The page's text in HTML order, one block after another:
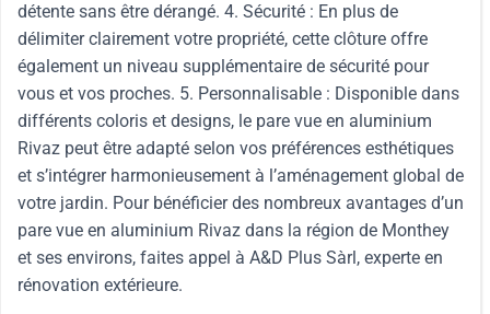
détente sans être dérangé. 4. Sécurité : En plus de
délimiter clairement votre propriété, cette clôture offre
également un niveau supplémentaire de sécurité pour
vous et vos proches. 5. Personnalisable : Disponible dans
différents coloris et designs, le pare vue en aluminium
Rivaz peut être adapté selon vos préférences esthétiques
et s’intégrer harmonieusement à l’aménagement global de
votre jardin. Pour bénéficier des nombreux avantages d’un
pare vue en aluminium Rivaz dans la région de Monthey
et ses environs, faites appel à A&D Plus Sàrl, experte en
rénovation extérieure.